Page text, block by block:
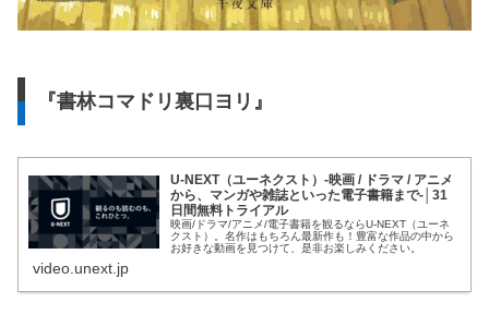
『書林コマドリ裏口ヨリ』
U-NEXT（ユーネクスト）-映画 / ドラマ / アニメ
から、マンガや雑誌といった電子書籍まで-│31
日間無料トライアル
映画/ドラマ/アニメ/電子書籍を観るならU-NEXT（ユーネ
クスト）。名作はもちろん最新作も！豊富な作品の中から
お好きな動画を見つけて、是非お楽しみください。
video.unext.jp